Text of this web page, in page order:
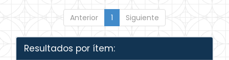
Anterior 1 Siguiente
Resultados por ítem: